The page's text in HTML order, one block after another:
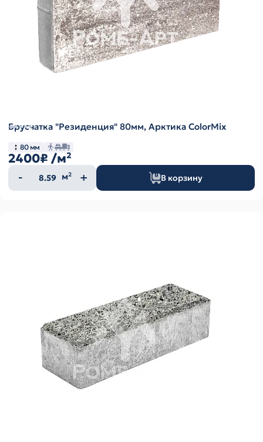
Брусчатка "Резиденция" 80мм, Арктика ColorMix
80 мм
2400₽ /м²
Количество
товара
м² В корзину